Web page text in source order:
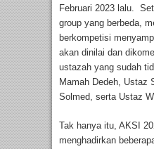
Februari 2023 lalu.
group yang berbeda,
berkompetisi
akan dinilai dan
ustazah yang sudah
Mamah Dedeh, Ustaz
Solmed, serta Ustaz
Tak hanya itu, AKSI
menghadirkan